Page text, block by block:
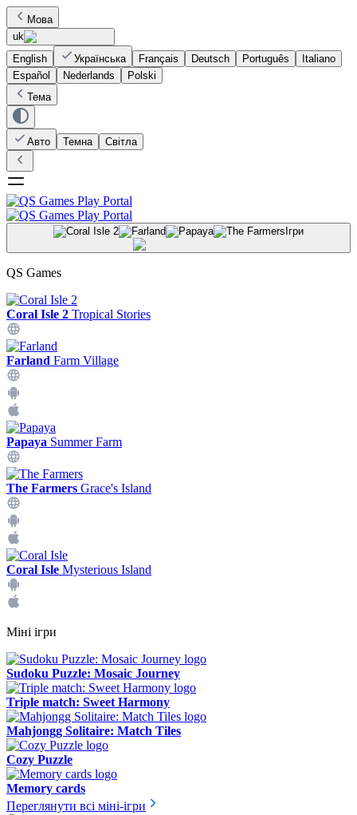
Мова
uk
English
Українська Français Deutsch Português
Italiano
Español
Nederlands
Polski
Тема
Авто Темна Світла
Ігри
QS Games
Coral Isle 2 Tropical Stories
Farland Farm Village
Papaya Summer Farm
The Farmers Grace's Island
Coral Isle Mysterious Island
Міні ігри
Sudoku Puzzle: Mosaic Journey
Triple match: Sweet Harmony
Mahjongg Solitaire: Match Tiles
Cozy Puzzle
Memory cards
Переглянути всі міні-ігри